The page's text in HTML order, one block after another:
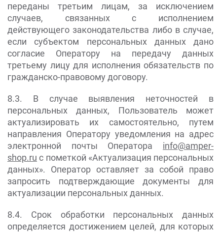
переданы третьим лицам, за исключением
случаев, связанных с исполнением
действующего законодательства либо в случае,
если субъектом персональных данных дано
согласие Оператору на передачу данных
третьему лицу для исполнения обязательств по
гражданско-правовому договору.
8.3. В случае выявления неточностей в
персональных данных, Пользователь может
актуализировать их самостоятельно, путем
направления Оператору уведомления на адрес
электронной почты Оператора info@amper-
shop.ru с пометкой «Актуализация персональных
данных». Оператор оставляет за собой право
запросить подтверждающие документы для
актуализации персональных данных.
8.4. Срок обработки персональных данных
определяется достижением целей, для которых